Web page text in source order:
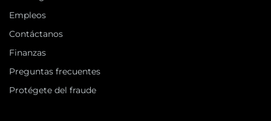
Empleos
Contáctanos
Finanzas
Preguntas frecuentes
Protégete del fraude